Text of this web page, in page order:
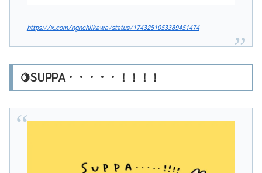
https://x.com/ngnchiikawa/status/1743251053389451474
🍋SUPPA・・・・・！！！！